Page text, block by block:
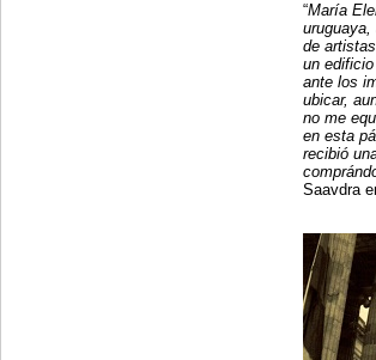
“María
uruguaya,
de
un
ante los
ubicar,
no me
en esta
recibió
Saavdra